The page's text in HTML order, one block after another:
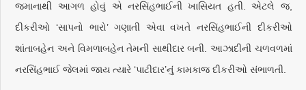
જમાનાથી આગળ હોવું એ નરસિંહભાઈની ખાસિયત હતી. એટલે જ,
દીકરીઓ ‘સાપનો ભારો’ ગણાતી એવા વખતે નરસિંહભાઈની દીકરીઓ
શાંતાબહેન અને વિમળાબહેન તેમની સાથીદાર બની. આઝાદીની ચળવળમાં
નરસિંહભાઈ જેલમાં જાય ત્યારે ‘પાટીદાર’નું કામકાજ દીકરીઓ સંભાળતી.